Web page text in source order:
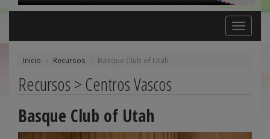
Toggle
navigation
Inicio Recursos Basque Club of Utah
Recursos > Centros Vascos
Basque Club of Utah